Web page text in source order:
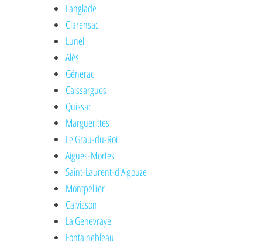
Langlade
Clarensac
Lunel
Alès
Génerac
Caissargues
Quissac
Marguerittes
Le Grau-du-Roi
Aigues-Mortes
Saint-Laurent-d'Aigouze
Montpellier
Calvisson
La Genevraye
Fontainebleau